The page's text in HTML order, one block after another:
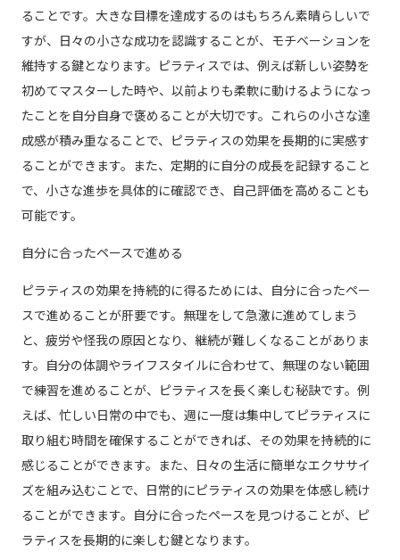
ることです。大きな目標を達成するのはもちろん素晴らしいで
すが、日々の小さな成功を認識することが、モチベーションを
維持する鍵となります。ピラティスでは、例えば新しい姿勢を
初めてマスターした時や、以前よりも柔軟に動けるようになっ
たことを自分自身で褒めることが大切です。これらの小さな達
成感が積み重なることで、ピラティスの効果を長期的に実感す
ることができます。また、定期的に自分の成長を記録すること
で、小さな進歩を具体的に確認でき、自己評価を高めることも
可能です。
自分に合ったペースで進める
ピラティスの効果を持続的に得るためには、自分に合ったペー
スで進めることが肝要です。無理をして急激に進めてしまう
と、疲労や怪我の原因となり、継続が難しくなることがありま
す。自分の体調やライフスタイルに合わせて、無理のない範囲
で練習を進めることが、ピラティスを長く楽しむ秘訣です。例
えば、忙しい日常の中でも、週に一度は集中してピラティスに
取り組む時間を確保することができれば、その効果を持続的に
感じることができます。また、日々の生活に簡単なエクササイ
ズを組み込むことで、日常的にピラティスの効果を体感し続け
ることができます。自分に合ったペースを見つけることが、ピ
ラティスを長期的に楽しむ鍵となります。